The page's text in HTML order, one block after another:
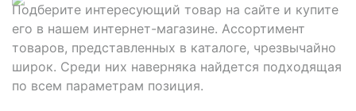
Подберите интересующий товар на сайте и купите
его в нашем интернет-магазине. Ассортимент
товаров, представленных в каталоге, чрезвычайно
широк. Среди них наверняка найдется подходящая
по всем параметрам позиция.